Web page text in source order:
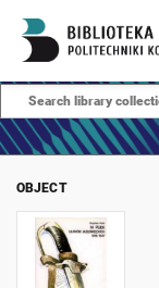
OBJECT